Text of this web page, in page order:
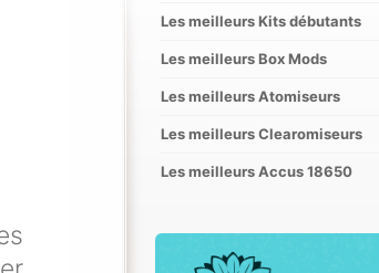
Les meilleurs Kits débutants
Les meilleurs Box Mods
Les meilleurs Atomiseurs
Les meilleurs Clearomiseurs
Les meilleurs Accus 18650